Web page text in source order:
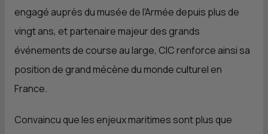
engagé auprès du musée de l’Armée depuis plus de
vingt ans, et partenaire majeur des grands
événements de course au large, CIC renforce ainsi sa
position de grand mécène du monde culturel en
France.
Convaincu que les enjeux maritimes sont plus que